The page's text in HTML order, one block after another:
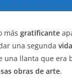
más gratificante
una segunda
una llanta que era
obras de arte.